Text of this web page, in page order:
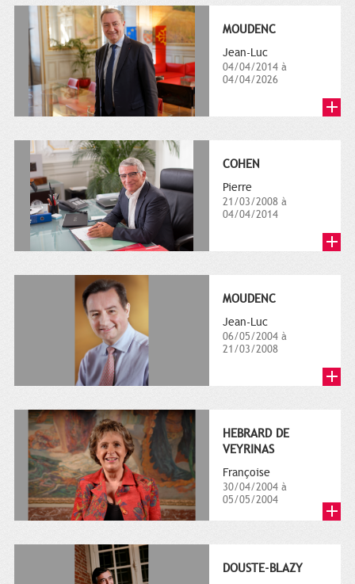
MOUDENC
Jean-Luc
04/04/2014 à
04/04/2026
COHEN
Pierre
21/03/2008 à
04/04/2014
MOUDENC
Jean-Luc
06/05/2004 à
21/03/2008
HEBRARD DE
VEYRINAS
Françoise
30/04/2004 à
05/05/2004
DOUSTE-BLAZY